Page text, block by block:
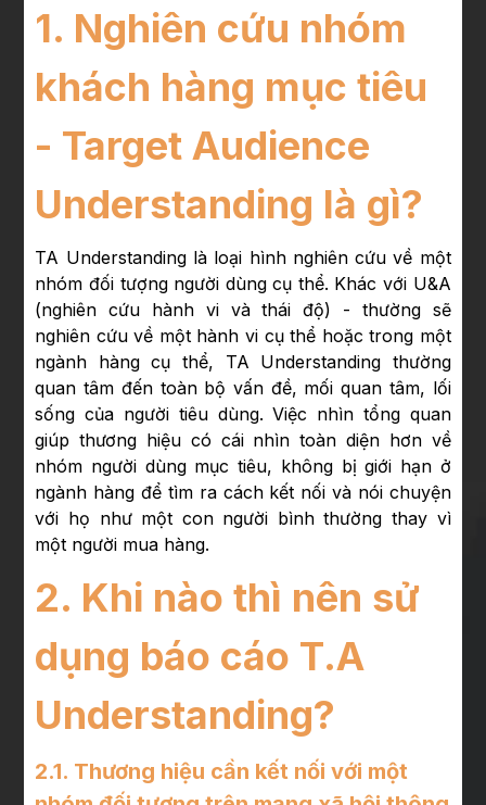
1. Nghiên cứu nhóm
khách hàng mục tiêu
- Target Audience
Understanding là gì?
TA Understanding là loại hình nghiên cứu về một
nhóm đối tượng người dùng cụ thể. Khác với U&A
(nghiên cứu hành vi và thái độ) - thường sẽ
nghiên cứu về một hành vi cụ thể hoặc trong một
ngành hàng cụ thể, TA Understanding thường
quan tâm đến toàn bộ vấn đề, mối quan tâm, lối
sống của người tiêu dùng. Việc nhìn tổng quan
giúp thương hiệu có cái nhìn toàn diện hơn về
nhóm người dùng mục tiêu, không bị giới hạn ở
ngành hàng để tìm ra cách kết nối và nói chuyện
với họ như một con người bình thường thay vì
một người mua hàng.
2. Khi nào thì nên sử
dụng báo cáo T.A
Understanding?
2.1. Thương hiệu cần kết nối với một